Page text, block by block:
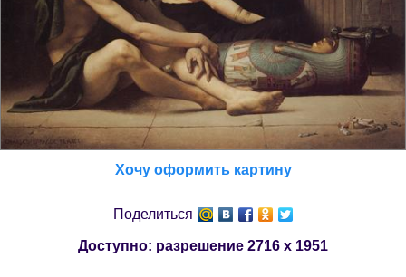
Хочу оформить картину
Поделиться
Доступно: разрешение 2716 x 1951